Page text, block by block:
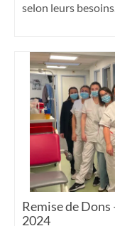
selon leurs
Remise de
2024